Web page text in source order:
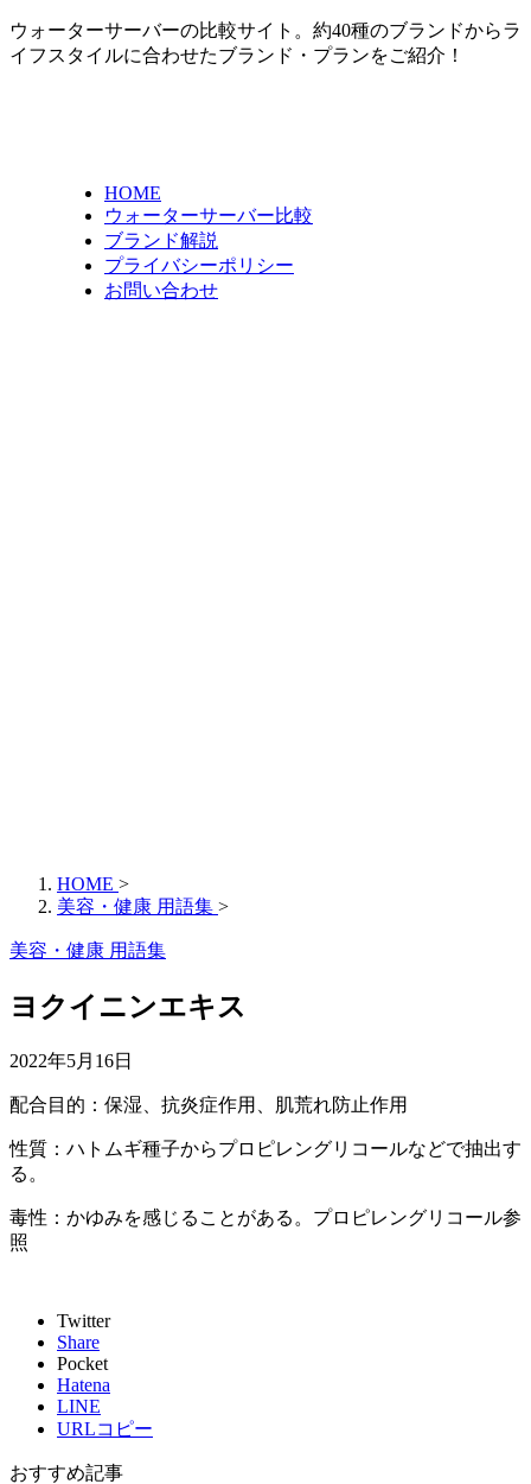
ウォーターサーバーの比較サイト。約40種のブランドからラ
イフスタイルに合わせたブランド・プランをご紹介！
HOME
ウォーターサーバー比較
ブランド解説
プライバシーポリシー
お問い合わせ
HOME >
美容・健康 用語集 >
美容・健康 用語集
ヨクイニンエキス
2022年5月16日
配合目的：保湿、抗炎症作用、肌荒れ防止作用
性質：ハトムギ種子からプロピレングリコールなどで抽出す
る。
毒性：かゆみを感じることがある。プロピレングリコール参
照
Twitter
Share
Pocket
Hatena
LINE
URLコピー
おすすめ記事